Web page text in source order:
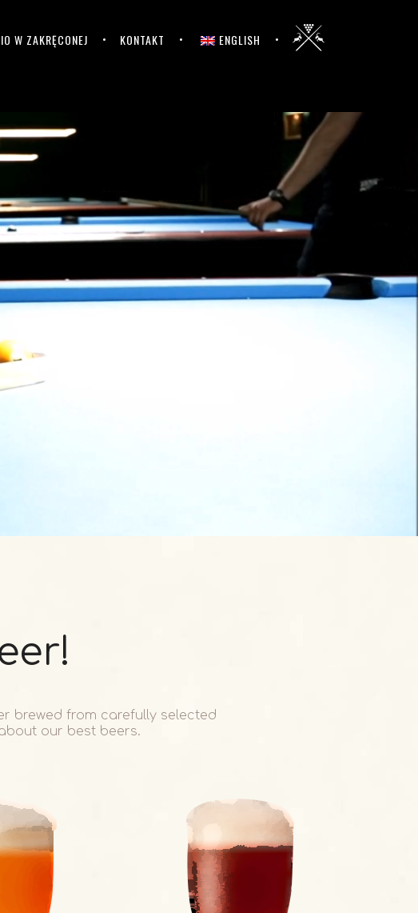
W ZAKRĘCONEJ KONTAKT ENGLISH
brewed from carefully selected
our best beers.